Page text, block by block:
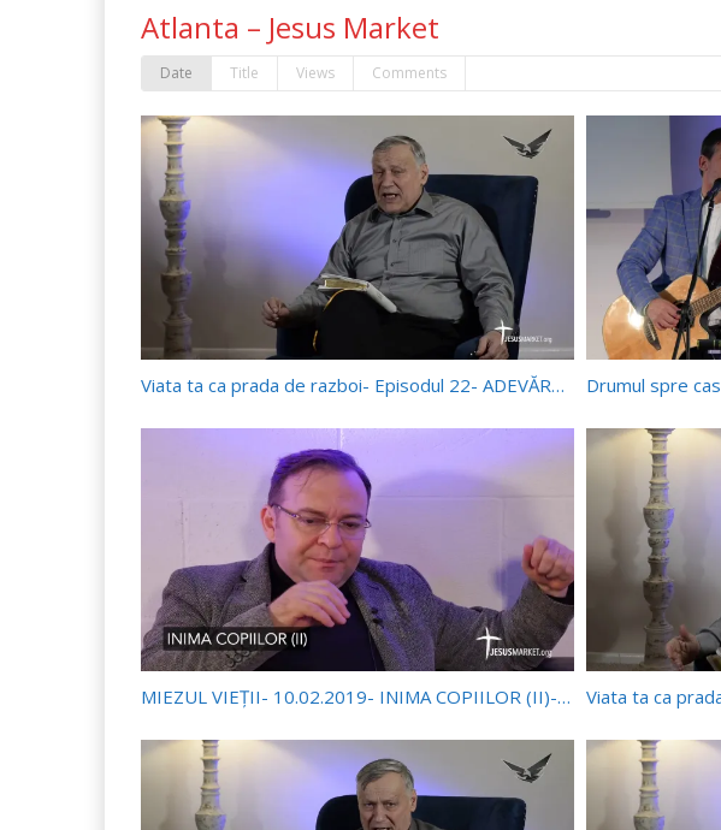
Atlanta – Jesus Market
Date Title Views Comments
Viata ta ca prada de razboi- Episodul 22- ADEVĂRATUL CARACTER PENTRU VIAȚĂ: IOSIF SAU IUDA?
MIEZUL VIEȚII- 10.02.2019- INIMA COPIILOR (II)- ADELINA TONCEAN